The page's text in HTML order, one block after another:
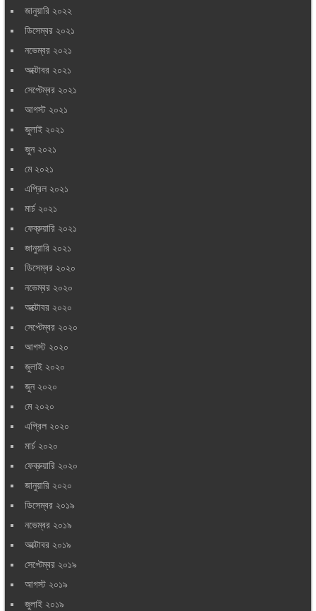
জানুয়ারি ২০২২
ডিসেম্বর ২০২১
নভেম্বর ২০২১
অক্টোবর ২০২১
সেপ্টেম্বর ২০২১
আগস্ট ২০২১
জুলাই ২০২১
জুন ২০২১
মে ২০২১
এপ্রিল ২০২১
মার্চ ২০২১
ফেব্রুয়ারি ২০২১
জানুয়ারি ২০২১
ডিসেম্বর ২০২০
নভেম্বর ২০২০
অক্টোবর ২০২০
সেপ্টেম্বর ২০২০
আগস্ট ২০২০
জুলাই ২০২০
জুন ২০২০
মে ২০২০
এপ্রিল ২০২০
মার্চ ২০২০
ফেব্রুয়ারি ২০২০
জানুয়ারি ২০২০
ডিসেম্বর ২০১৯
নভেম্বর ২০১৯
অক্টোবর ২০১৯
সেপ্টেম্বর ২০১৯
আগস্ট ২০১৯
জুলাই ২০১৯